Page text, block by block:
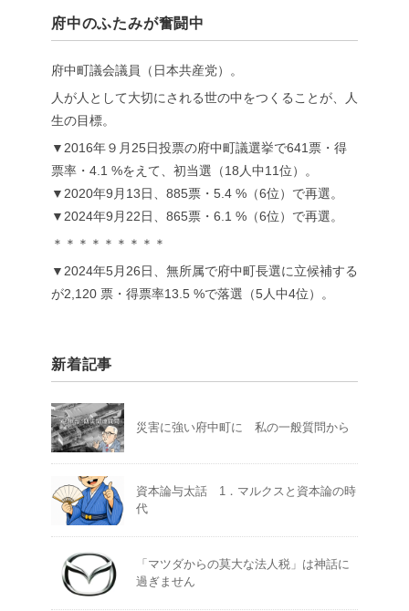
府中のふたみが奮闘中
府中町議会議員（日本共産党）。
人が人として大切にされる世の中をつくることが、人
生の目標。
▼2016年９月25日投票の府中町議選挙で641票・得
票率・4.1 %をえて、初当選（18人中11位）。
▼2020年9月13日、885票・5.4 %（6位）で再選。
▼2024年9月22日、865票・6.1 %（6位）で再選。
＊＊＊＊＊＊＊＊＊
▼2024年5月26日、無所属で府中町長選に立候補する
が2,120 票・得票率13.5 %で落選（5人中4位）。
新着記事
災害に強い府中町に 私の一般質問から
資本論与太話 1．マルクスと資本論の時
代
「マツダからの莫大な法人税」は神話に
過ぎません